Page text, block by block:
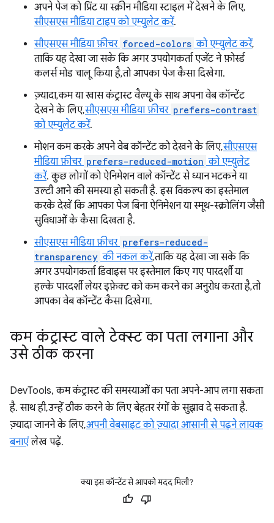
अपने पेज को प्रिंट या स्क्रीन मीडिया स्टाइल में देखने के लिए,
सीएसएस मीडिया टाइप को एम्युलेट करें.
सीएसएस मीडिया फ़ीचर forced-colors को एम्युलेट करें
ताकि यह देखा जा सके कि अगर उपयोगकर्ता एजेंट ने फ़ोर्स्ड
कलर्स मोड चालू किया है, तो आपका पेज कैसा दिखेगा.
ज़्यादा, कम या खास कंट्रास्ट वैल्यू के साथ अपना वेब कॉन्टेंट
देखने के लिए,सीएसएस मीडिया फ़ीचर prefers-contrast
को एम्युलेट करें.
मोशन कम करके अपने वेब कॉन्टेंट को देखने के लिए,सीएसएस
मीडिया फ़ीचर prefers-reduced-motion को एम्युलेट
करें. कुछ लोगों को ऐनिमेशन वाले कॉन्टेंट से ध्यान भटकने या
उल्टी आने की समस्या हो सकती है. इस विकल्प का इस्तेमाल
करके देखें कि आपका पेज बिना ऐनिमेशन या स्मूथ-स्क्रोलिंग जैसी
सुविधाओं के कैसा दिखता है.
सीएसएस मीडिया फ़ीचर prefers-reduced-
transparency की नकल करें, ताकि यह देखा जा सके कि
अगर उपयोगकर्ता डिवाइस पर इस्तेमाल किए गए पारदर्शी या
हल्के पारदर्शी लेयर इफ़ेक्ट को कम करने का अनुरोध करता है, तो
आपका वेब कॉन्टेंट कैसा दिखेगा.
कम कंट्रास्ट वाले टेक्स्ट का पता लगाना और
उसे ठीक करना
DevTools, कम कंट्रास्ट की समस्याओं का पता अपने-आप लगा सकता
है. साथ ही, उन्हें ठीक करने के लिए बेहतर रंगों के सुझाव दे सकता है.
ज़्यादा जानने के लिए,अपनी वेबसाइट को ज़्यादा आसानी से पढ़ने लायक
बनाएंलेख पढ़ें.
क्या इस कॉन्टेंट से आपको मदद मिली?